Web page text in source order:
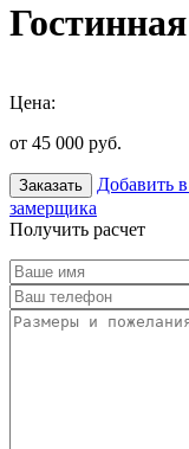
Цена:
от 45 000 руб.
Заказать Добавить
замерщика
Получить расчет